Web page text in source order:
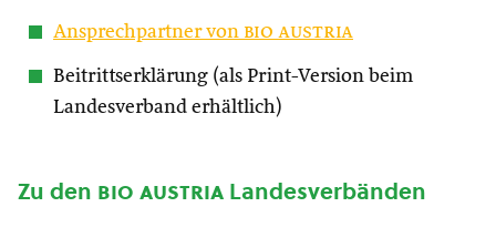
Ansprechpartner von bio austria
Beitrittserklärung (als Print-Version beim
Landesverband erhältlich)
Zu den bio austria Landesverbänden